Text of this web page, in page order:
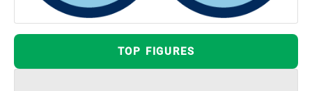
TOP FIGURES